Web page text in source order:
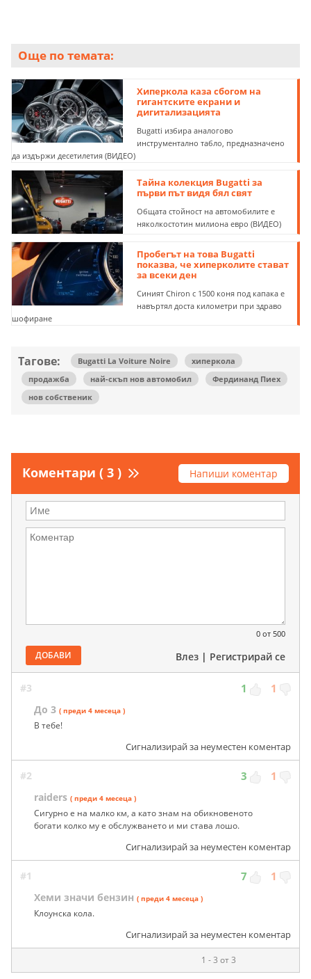
Още по темата:
Хиперкола каза сбогом на
гигантските екрани и
дигитализацията
Bugatti избира аналогово
инструментално табло, предназначено
да издържи десетилетия (ВИДЕО)
Тайна колекция Bugatti за
първи път видя бял свят
Общата стойност на автомобилите е
няколкостотин милиона евро (ВИДЕО)
Пробегът на това Bugatti
показва, че хиперколите стават
за всеки ден
Синият Chiron с 1500 коня под капака е
навъртял доста километри при здраво
шофиране
Тагове: Bugatti La Voiture Noire
хиперкола
продажба
най-скъп нов автомобил
Фердинанд Пиех
нов собственик
Коментари ( 3 ) Напиши коментар
0 от 500
ДОБАВИ Влез | Регистрирай се
#3 1 1
До 3 ( преди 4 месеца )
В тебе!
Сигнализирай за неуместен коментар
#2 3 1
raiders ( преди 4 месеца )
Сигурно е на малко км, а като знам на обикновеното
богати колко му е обслужването и ми става лошо.
Сигнализирай за неуместен коментар
#1 7 1
Хеми значи бензин ( преди 4 месеца )
Клоунска кола.
Сигнализирай за неуместен коментар
1 - 3 от 3